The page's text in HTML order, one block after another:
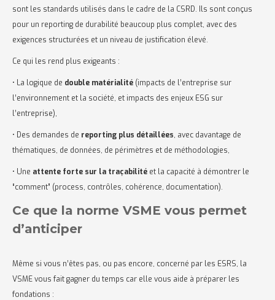
sont les standards utilisés dans le cadre de la CSRD. Ils sont conçus
pour un reporting de durabilité beaucoup plus complet, avec des
exigences structurées et un niveau de justification élevé.
Ce qui les rend plus exigeants :
• La logique de double matérialité (impacts de l’entreprise sur
l’environnement et la société, et impacts des enjeux ESG sur
l’entreprise),
• Des demandes de reporting plus détaillées, avec davantage de
thématiques, de données, de périmètres et de méthodologies,
• Une attente forte sur la traçabilité et la capacité à démontrer le
“comment” (process, contrôles, cohérence, documentation).
Ce que la norme VSME vous permet
d’anticiper
Même si vous n’êtes pas, ou pas encore, concerné par les ESRS, la
VSME vous fait gagner du temps car elle vous aide à préparer les
fondations :